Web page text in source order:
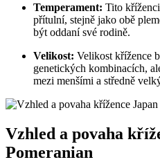
Temperament: Tito
přítulní, stejně jako obě
být oddaní své rodině.
Velikost: Velikost křížence
genetických kombinacích,
mezi menšími a středně
Vzhled a povaha
Pomeranian